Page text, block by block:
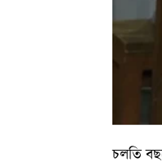
চলতি